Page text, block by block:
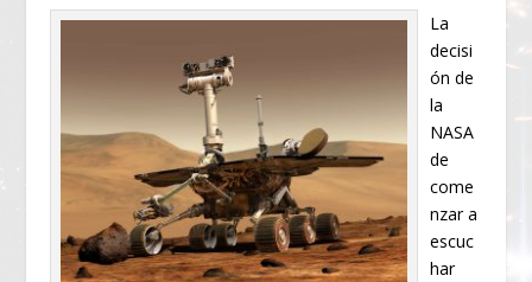
La
decisi
ón de
la
NASA
de
come
nzar a
escuc
har